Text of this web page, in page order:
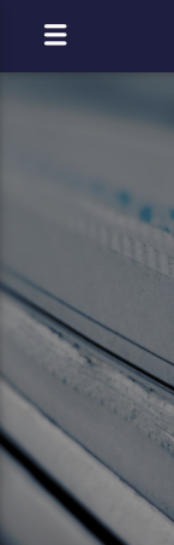
MOST
MannaFM